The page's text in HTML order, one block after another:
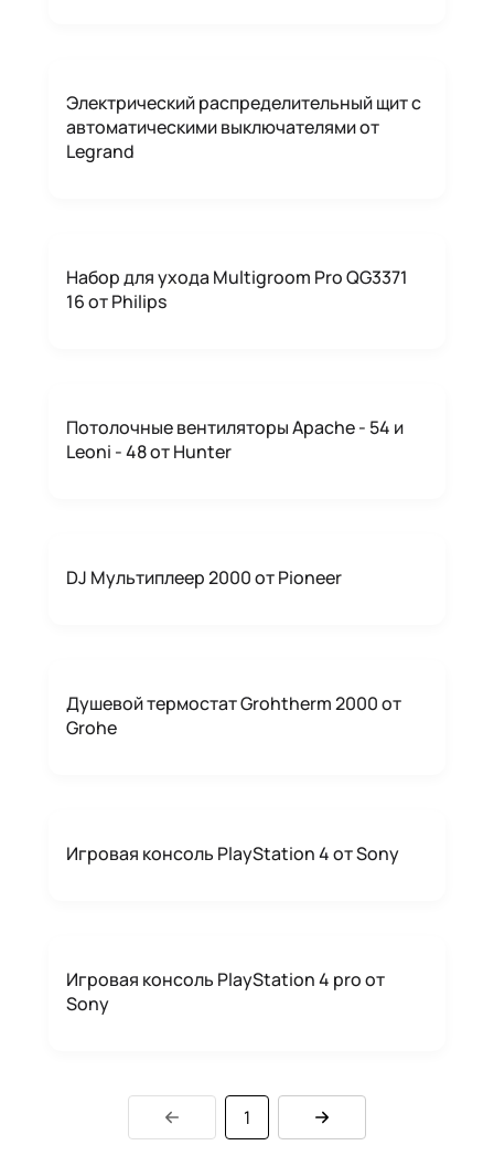
Электрический распределительный щит с
автоматическими выключателями от
Legrand
Набор для ухода Multigroom Pro QG3371
16 от Philips
Потолочные вентиляторы Apache - 54 и
Leoni - 48 от Hunter
DJ Мультиплеер 2000 от Pioneer
Душевой термостат Grohtherm 2000 от
Grohe
Игровая консоль PlayStation 4 от Sony
Игровая консоль PlayStation 4 pro от
Sony
1